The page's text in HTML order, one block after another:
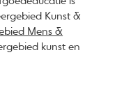
Kunst &
Mens &
kunst en